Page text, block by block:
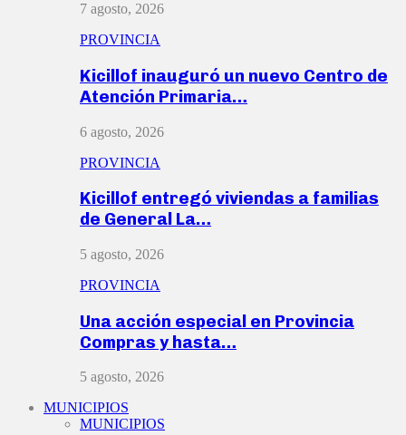
7 agosto, 2026
PROVINCIA
Kicillof inauguró un nuevo Centro de
Atención Primaria…
6 agosto, 2026
PROVINCIA
Kicillof entregó viviendas a familias
de General La…
5 agosto, 2026
PROVINCIA
Una acción especial en Provincia
Compras y hasta…
5 agosto, 2026
MUNICIPIOS
MUNICIPIOS